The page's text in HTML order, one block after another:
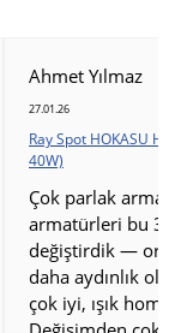
Ahmet Yılmaz
27.01.26
Ray Spot HOKASU
40W)
Çok parlak
armatürleri bu
değiştirdik —
daha aydınlık
çok iyi, ışık